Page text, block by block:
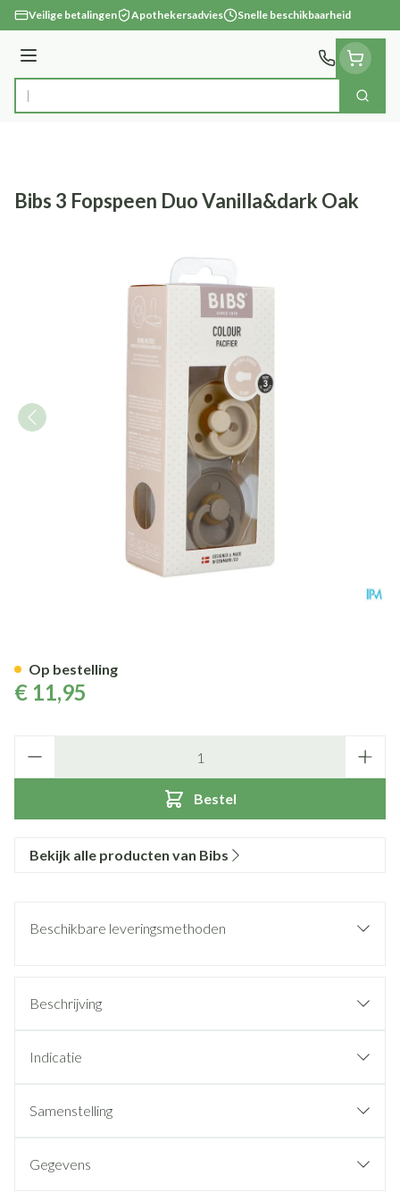
Ga naar de inhoud
Veilige betalingen Apothekersadvies Snelle beschikbaarheid
Menu
Product, merk, categorie... Zoek
Bibs 3 Fopspeen Duo Vanilla&dark Oak
€ 11,95
Bestel
Op bestelling
Bekijk alle producten van Bibs
Beschikbare leveringsmethoden
Beschrijving
Indicatie
Samenstelling
Gegevens